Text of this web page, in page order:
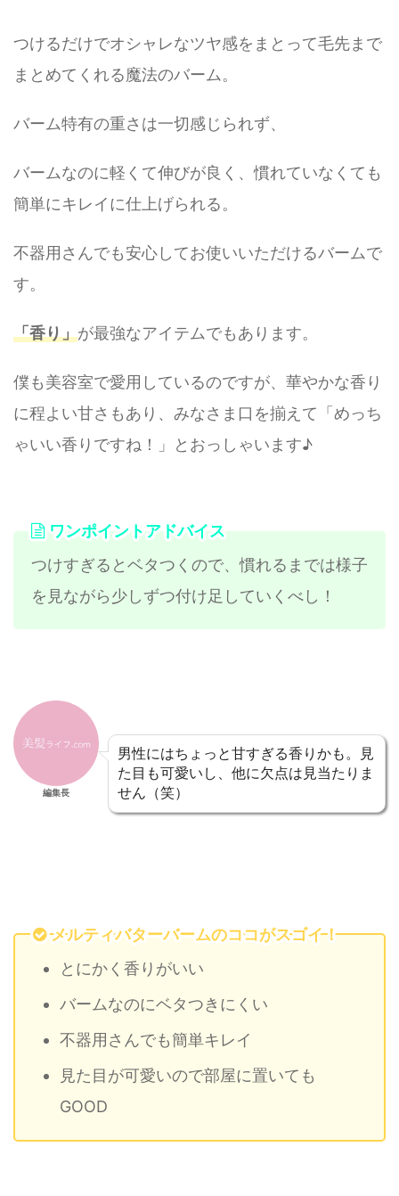
つけるだけでオシャレなツヤ感をまとって毛先まで
まとめてくれる魔法のバーム。
バーム特有の重さは一切感じられず、
バームなのに軽くて伸びが良く、慣れていなくても
簡単にキレイに仕上げられる。
不器用さんでも安心してお使いいただけるバームで
す。
「香り」が最強なアイテムでもあります。
僕も美容室で愛用しているのですが、華やかな香り
に程よい甘さもあり、みなさま口を揃えて「めっち
ゃいい香りですね！」とおっしゃいます♪
ワンポイントアドバイス
つけすぎるとベタつくので、慣れるまでは様子
を見ながら少しずつ付け足していくべし！
編集長
男性にはちょっと甘すぎる香りかも。見
た目も可愛いし、他に欠点は見当たりま
せん（笑）
メルティバターバームのココがスゴイ！
とにかく香りがいい
バームなのにベタつきにくい
不器用さんでも簡単キレイ
見た目が可愛いので部屋に置いても
GOOD